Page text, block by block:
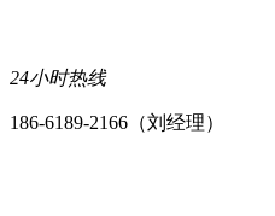
24小时热线
186-6189-2166（刘经理）